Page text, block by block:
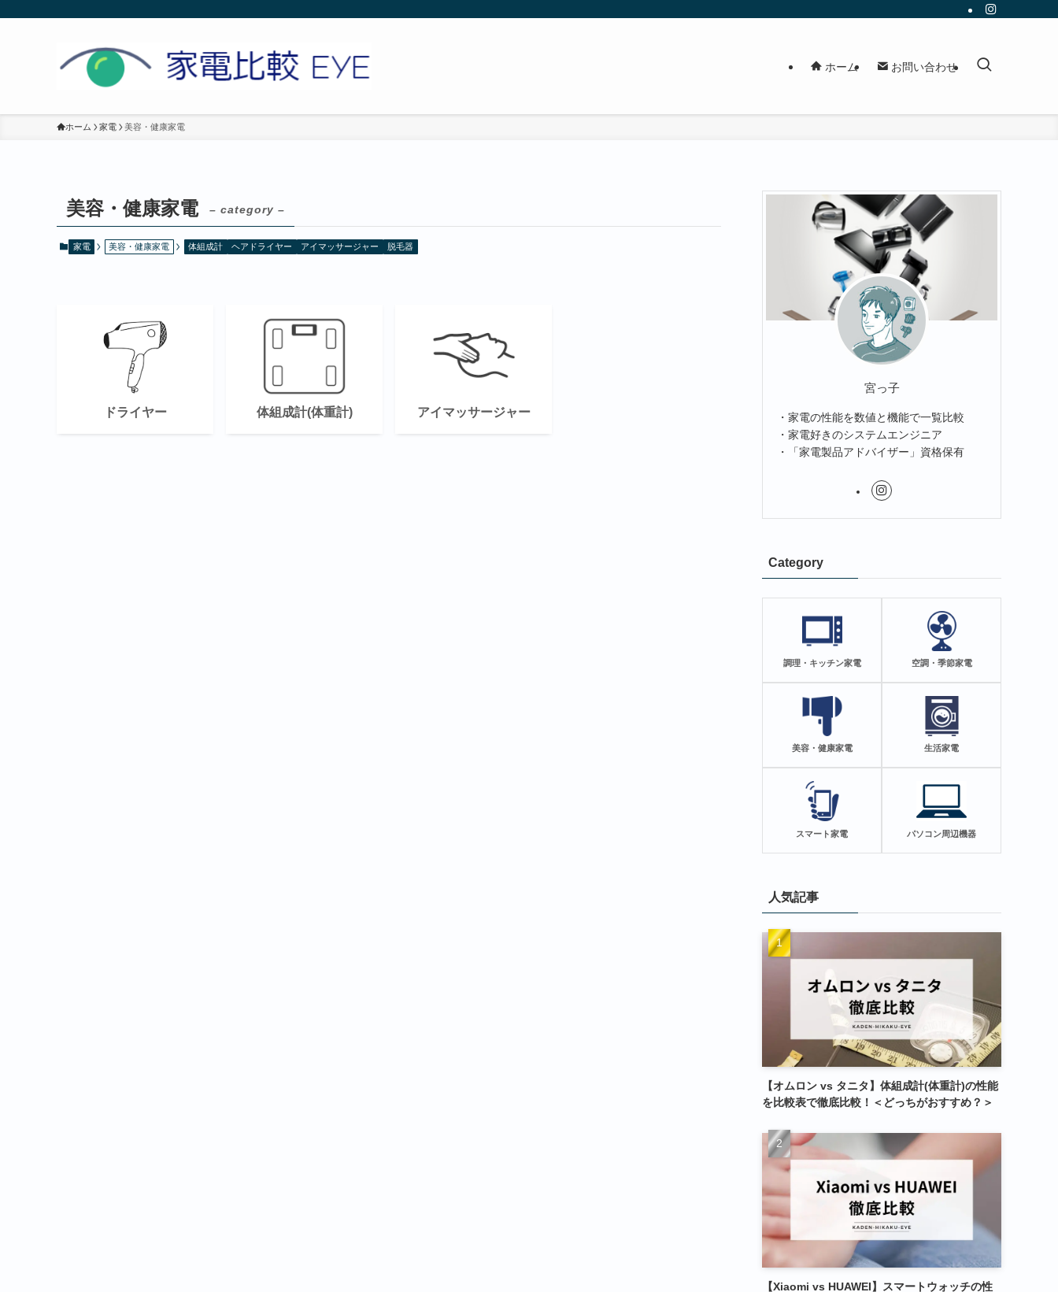
ホーム お問い合わせ
ホーム 家電 美容・健康家電
美容・健康家電 – category –
家電 美容・健康家電 体組成計 ヘアドライヤー アイマッサージャー 脱毛器
ドライヤー 体組成計(体重計) アイマッサージャー
宮っ子
・家電の性能を数値と機能で一覧比較
・家電好きのシステムエンジニア
・「家電製品アドバイザー」資格保有
Category
調理・キッチン家電 空調・季節家電
美容・健康家電 生活家電
スマート家電 パソコン周辺機器
人気記事
【オムロン vs タニタ】体組成計(体重計)の性能
を比較表で徹底比較！＜どっちがおすすめ？＞
【Xiaomi vs HUAWEI】スマートウォッチの性